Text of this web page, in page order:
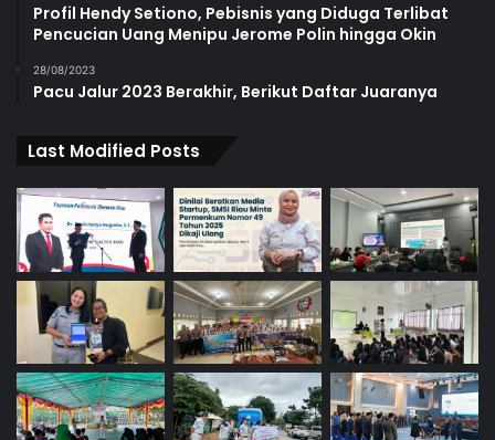
Profil Hendy Setiono, Pebisnis yang Diduga Terlibat
Pencucian Uang Menipu Jerome Polin hingga Okin
28/08/2023
Pacu Jalur 2023 Berakhir, Berikut Daftar Juaranya
Last Modified Posts